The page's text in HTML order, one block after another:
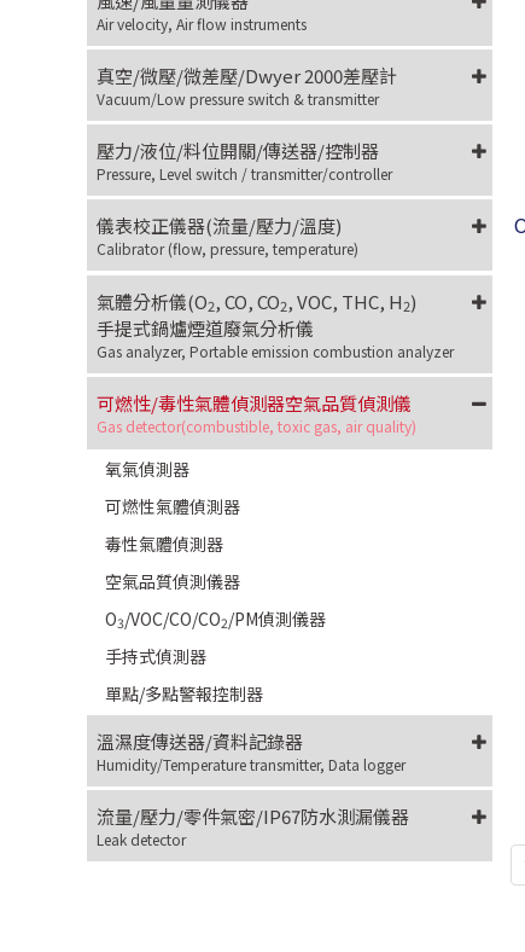
Air velocity, Air flow instruments
真空/微壓/微差壓/Dwyer 2000差壓計
Vacuum/Low pressure switch & transmitter
壓力/液位/料位開關/傳送器/控制器
Pressure, Level switch / transmitter/controller
儀表校正儀器(流量/壓力/溫度)
Calibrator (flow, pressure, temperature)
氣體分析儀(O2, CO, CO2, VOC, THC, H2)
手提式鍋爐煙道廢氣分析儀
Gas analyzer, Portable emission combustion analyzer
可燃性/毒性氣體偵測器空氣品質偵測儀
Gas detector(combustible, toxic gas, air quality)
氧氣偵測器
可燃性氣體偵測器
毒性氣體偵測器
空氣品質偵測儀器
O3/VOC/CO/CO2/PM偵測儀器
手持式偵測器
單點/多點警報控制器
溫濕度傳送器/資料記錄器
Humidity/Temperature transmitter, Data logger
流量/壓力/零件氣密/IP67防水測漏儀器
Leak detector